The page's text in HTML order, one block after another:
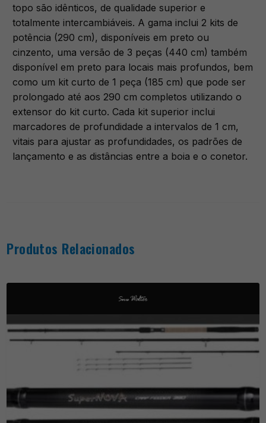
topo são idênticos, de qualidade superior e
totalmente intercambiáveis. A gama inclui 2 kits de
potência (290 cm), disponíveis em preto ou
cinzento, uma versão de 3 peças (440 cm) também
disponível em preto para locais mais profundos, bem
como um kit curto de 1 peça (185 cm) que pode ser
prolongado até aos 290 cm completos utilizando o
extensor do kit curto. Cada kit superior inclui
marcadores de profundidade a intervalos de 1 cm,
vitais para ajustar as profundidades, os padrões de
lançamento e as distâncias entre a boia e o conetor.
Produtos Relacionados